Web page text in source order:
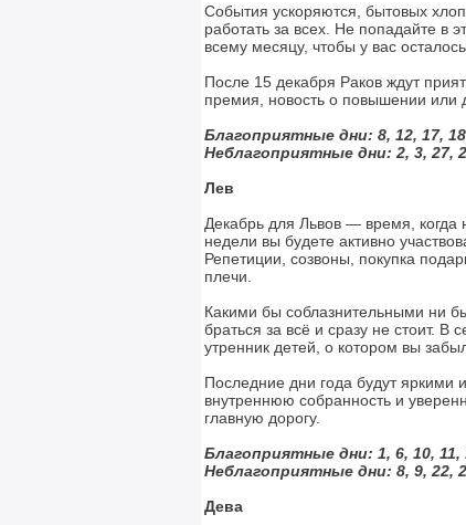
События ускоряются, бытовых
работать за всех. Не попадайте в
всему месяцу, чтобы у вас
После 15 декабря Раков ждут
премия, новость о повышении или
Благоприятные дни: 8, 12, 17,
Неблагоприятные дни: 2, 3, 27,
Лев
Декабрь для Львов — время, когда
недели вы будете активно
Репетиции, созвоны, покупка
плечи.
Какими бы соблазнительными ни
браться за всё и сразу не стоит.
утренник детей, о котором вы
Последние дни года будут
внутреннюю собранность и
главную дорогу.
Благоприятные дни: 1, 6, 10, 11,
Неблагоприятные дни: 8, 9, 22,
Дева